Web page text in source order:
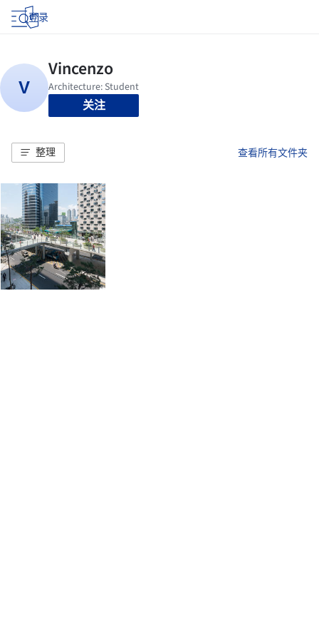
登录
关注
整理 查看所有文件夹